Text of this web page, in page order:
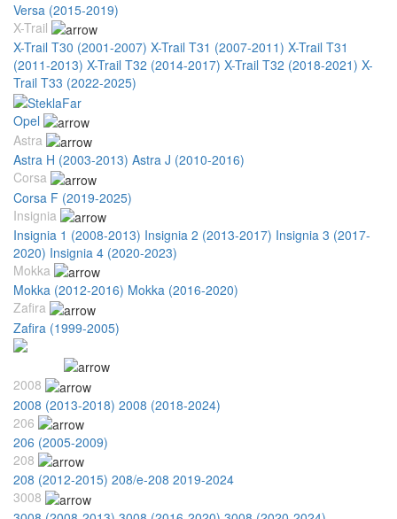
Versa (2015-2019)
X-Trail
X-Trail T30 (2001-2007) X-Trail T31 (2007-2011) X-Trail T31
(2011-2013) X-Trail T32 (2014-2017) X-Trail T32 (2018-2021) X-
Trail T33 (2022-2025)
Opel
Astra
Astra H (2003-2013) Astra J (2010-2016)
Corsa
Corsa F (2019-2025)
Insignia
Insignia 1 (2008-2013) Insignia 2 (2013-2017) Insignia 3 (2017-
2020) Insignia 4 (2020-2023)
Mokka
Mokka (2012-2016) Mokka (2016-2020)
Zafira
Zafira (1999-2005)
2008
2008 (2013-2018) 2008 (2018-2024)
206
206 (2005-2009)
208
208 (2012-2015) 208/e-208 2019-2024
3008